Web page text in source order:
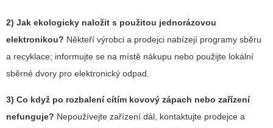
2) Jak ekologicky naložit s použitou jednorázovou
elektronikou? Někteří výrobci a prodejci nabízejí programy sběru
a recyklace; informujte se na místě nákupu nebo použijte lokální
sběrné dvory pro elektronický odpad.
3) Co když po rozbalení cítím kovový zápach nebo zařízení
nefunguje? Nepoužívejte zařízení dál, kontaktujte prodejce a